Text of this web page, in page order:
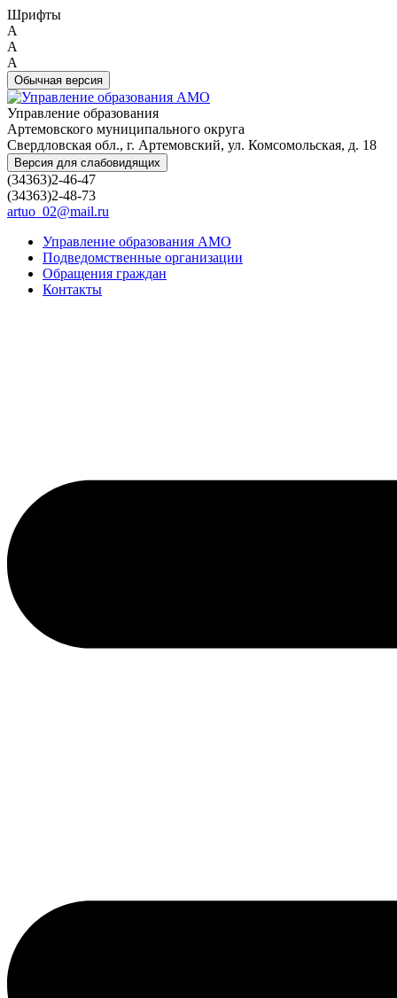
Шрифты
A
A
A
Обычная версия
Управление образования
Артемовского муниципального округа
Свердловская обл., г. Артемовский, ул. Комсомольская, д. 18
Версия для слабовидящих
(34363)2-46-47
(34363)2-48-73
artuo_02@mail.ru
Управление образования АМО
Подведомственные организации
Обращения граждан
Контакты